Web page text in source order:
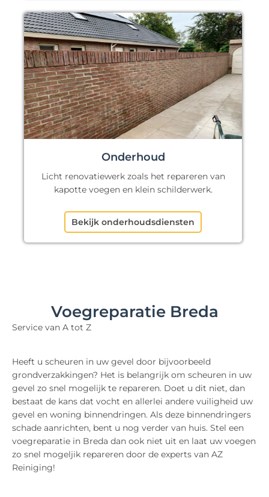
Onderhoud
Licht renovatiewerk zoals het repareren van
kapotte voegen en klein schilderwerk.
Bekijk onderhoudsdiensten
Voegreparatie Breda
Service van A tot Z
Heeft u scheuren in uw gevel door bijvoorbeeld
grondverzakkingen? Het is belangrijk om scheuren in uw
gevel zo snel mogelijk te repareren. Doet u dit niet, dan
bestaat de kans dat vocht en allerlei andere vuiligheid uw
gevel en woning binnendringen. Als deze binnendringers
schade aanrichten, bent u nog verder van huis. Stel een
voegreparatie in Breda dan ook niet uit en laat uw voegen
zo snel mogeljik repareren door de experts van AZ
Reiniging!